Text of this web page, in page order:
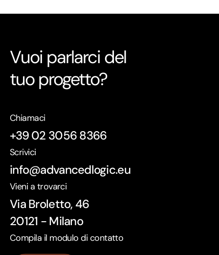
Vuoi parlarci del
tuo progetto?
Chiamaci
+39 02 3056 8366
Scrivici
info@advancedlogic.eu
Vieni a trovarci
Via Broletto, 46
20121 - Milano
Compila il modulo di contatto